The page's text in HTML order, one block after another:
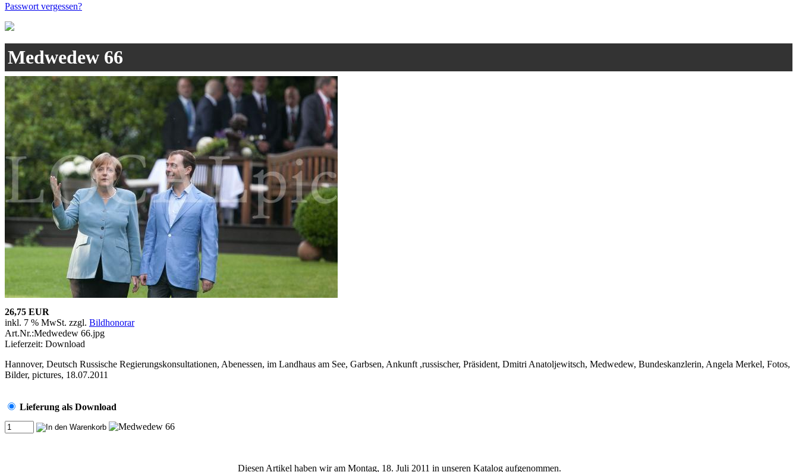
Passwort vergessen?
Medwedew 66
26,75 EUR
inkl. 7 % MwSt. zzgl. Bildhonorar
Art.Nr.:Medwedew 66.jpg
Lieferzeit: Download
Hannover, Deutsch Russische Regierungskonsultationen, Abenessen, im Landhaus am See, Garbsen, Ankunft ,russischer, Präsident, Dmitri Anatoljewitsch, Medwedew, Bundeskanzlerin, Angela Merkel, Fotos,
Bilder, pictures, 18.07.2011
Lieferung als Download
Diesen Artikel haben wir am Montag, 18. Juli 2011 in unseren Katalog aufgenommen.